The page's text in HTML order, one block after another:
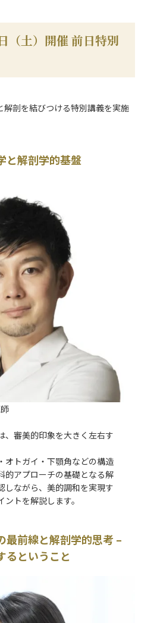
（土）開催 前日特別
解剖を結びつける特別講義を実施
と解剖学的基盤
、審美的印象を大きく左右す
オトガイ・下顎角などの構造
的アプローチの基礎となる解
しながら、美的調和を実現す
トを解説します。
最前線と解剖学的思考 –
るということ